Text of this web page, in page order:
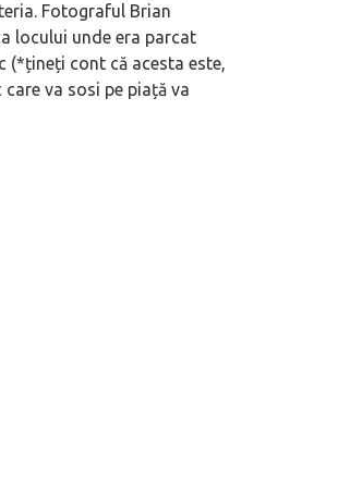
Fotograful Brian
locului unde era parcat
(*țineți cont că acesta este,
va sosi pe piață va
omagiată
Miura
Dacă viața e „heavy duty”, măcar
mai buni!